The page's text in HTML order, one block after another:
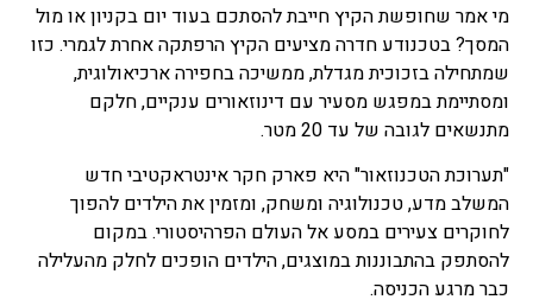
מי אמר שחופשת הקיץ חייבת להסתכם בעוד יום בקניון או מול
המסך? בטכנודע חדרה מציעים הקיץ הרפתקה אחרת לגמרי. כזו
שמתחילה בזכוכית מגדלת, ממשיכה בחפירה ארכיאולוגית,
ומסתיימת במפגש מסעיר עם דינוזאורים ענקיים, חלקם
מתנשאים לגובה של עד 20 מטר.
"תערוכת הטכנוזאור" היא פארק חקר אינטראקטיבי חדש
המשלב מדע, טכנולוגיה ומשחק, ומזמין את הילדים להפוך
לחוקרים צעירים במסע אל העולם הפרהיסטורי. במקום
להסתפק בהתבוננות במוצגים, הילדים הופכים לחלק מהעלילה
כבר מרגע הכניסה.